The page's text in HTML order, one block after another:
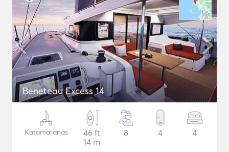
Beneteau Excess 14
Katamaranas
46 ft
14 m
8 4 4